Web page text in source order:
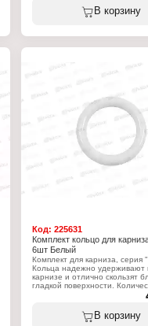
Характеристики:
Тип товара: Комплект крючков
В корзину
Код: 225631
Комплект кольцо для
6шт Белый
Комплект для карниза, серия
Кольца надежно удерживают
карнизе и отлично скользят
гладкой поверхности.
Характеристики:
Серия: "Кантри" В корзину